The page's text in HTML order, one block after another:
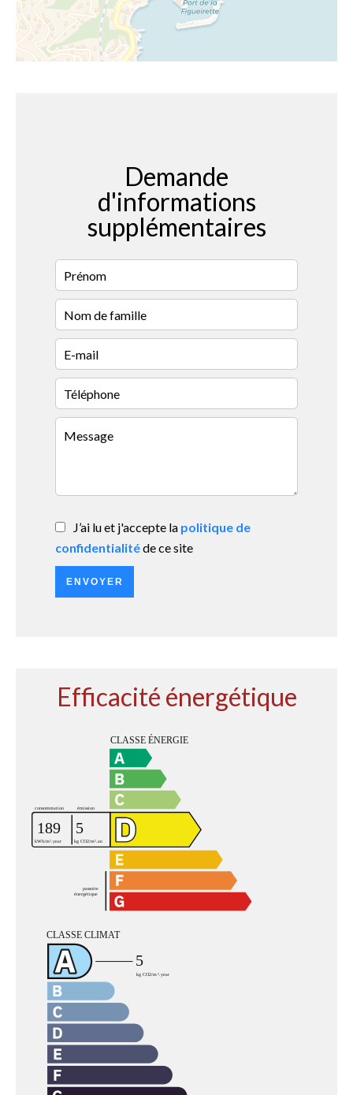
Demande
d'informations
supplémentaires
J’ai lu et j'accepte la politique de
confidentialitéde ce site
ENVOYER
Efficacité énergétique